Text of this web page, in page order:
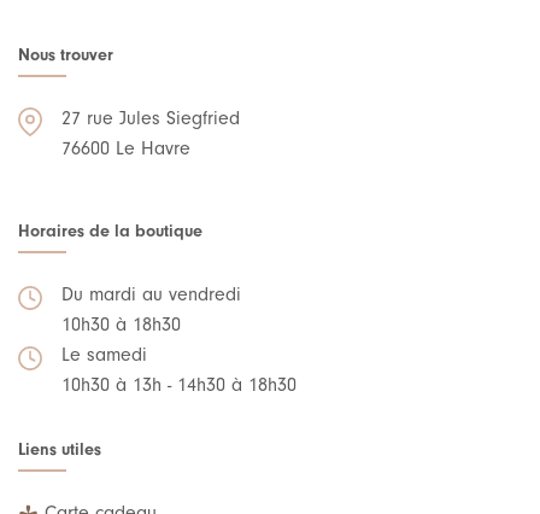
Nous trouver
27 rue Jules Siegfried
76600 Le Havre
Horaires de la boutique
Du mardi au vendredi
10h30 à 18h30
Le samedi
10h30 à 13h - 14h30 à 18h30
Liens utiles